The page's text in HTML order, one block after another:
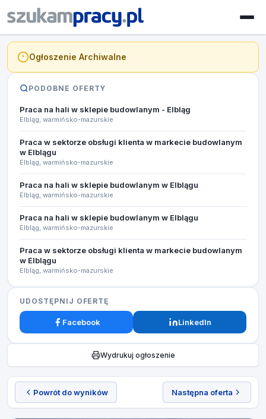
Powrót do wyników Następna oferta
Ogłoszenie Archiwalne
PODOBNE OFERTY
Praca na hali w sklepie budowlanym - Elbląg
Elbląg, warmińsko-mazurskie
Praca w sektorze obsługi klienta w markecie budowlanym
w Elblągu
Elbląg, warmińsko-mazurskie
Praca na hali w sklepie budowlanym w Elblągu
Elbląg, warmińsko-mazurskie
Praca na hali w sklepie budowlanym w Elblągu
Elbląg, warmińsko-mazurskie
Praca w sektorze obsługi klienta w markecie budowlanym
w Elblągu
Elbląg, warmińsko-mazurskie
UDOSTĘPNIJ OFERTĘ
Facebook LinkedIn
Wydrukuj ogłoszenie